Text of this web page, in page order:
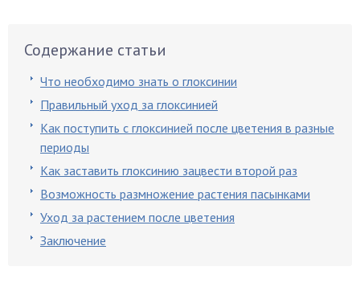
Содержание статьи
Что необходимо знать о глоксинии
Правильный уход за глоксинией
Как поступить с глоксинией после цветения в разные
периоды
Как заставить глоксинию зацвести второй раз
Возможность размножение растения пасынками
Уход за растением после цветения
Заключение